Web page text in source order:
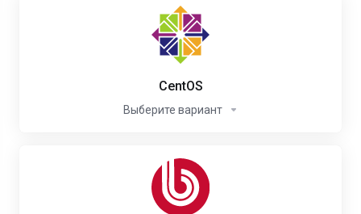
CentOS
Выберите вариант